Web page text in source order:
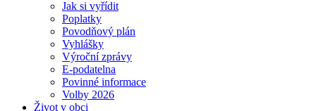
Jak si vyřídit
Poplatky
Povodňový plán
Vyhlášky
Výroční zprávy
E-podatelna
Povinné informace
Volby 2026
Život v obci